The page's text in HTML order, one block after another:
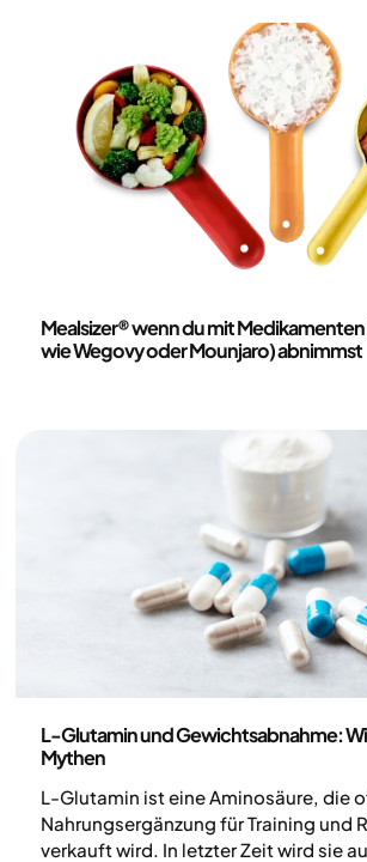
Mealsizer® wenn du mit Medikamenten
wie Wegovy oder Mounjaro) abnimmst
L-Glutamin und Gewichtsabnahme:
Mythen
L-Glutamin ist eine Aminosäure, die
Nahrungsergänzung für Training und
verkauft wird. In letzter Zeit wird sie